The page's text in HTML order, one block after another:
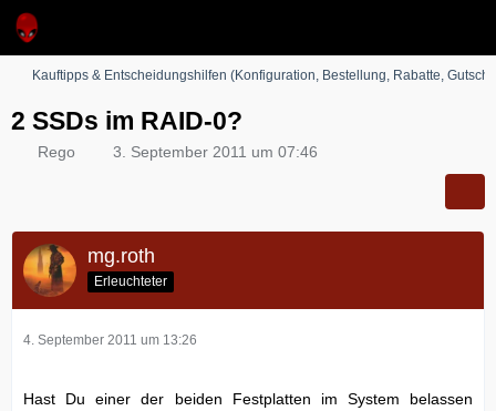
Kauftipps & Entscheidungshilfen (Konfiguration, Bestellung, Rabatte,
2 SSDs im RAID-0?
Rego 3. September 2011 um 07:46
mg.roth
Erleuchteter
4. September 2011 um 13:26
Hast Du einer der beiden Festplatten im System belassen